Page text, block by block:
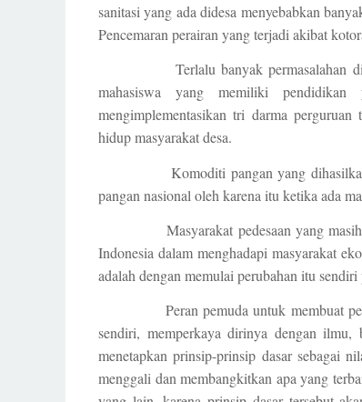
sanitasi yang ada didesa menyebabkan
Pencemaran perairan yang terjadi akibat
Terlalu banyak permasalahan
mahasiswa yang memiliki
mengimplementasikan tri darma
hidup masyarakat desa.
Komoditi pangan yang dihasilkan oleh
pangan nasional oleh karena itu ketika ada
Masyarakat pedesaan yang
Indonesia dalam menghadapi masyarakat
adalah dengan memulai perubahan itu
Peran pemuda untuk membuat
sendiri, memperkaya dirinya dengan
menetapkan prinsip-prinsip dasar sebagai
menggali dan membangkitkan apa yang